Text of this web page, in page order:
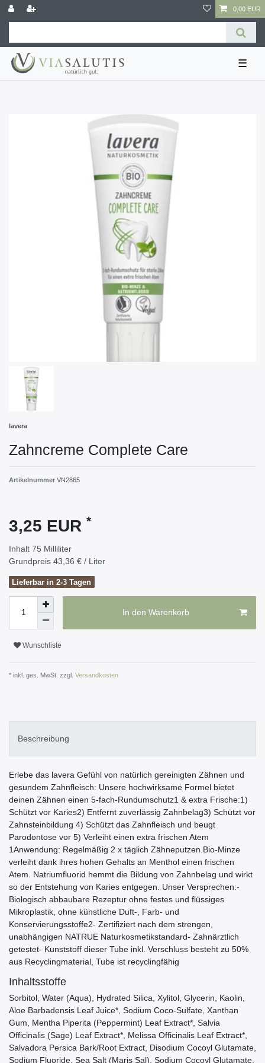
0,00 EUR
☰
lavera
Zahncreme Complete Care
Artikelnummer VN2865
3,25 EUR *
Inhalt 75 Milliliter
Grundpreis 43,36 € / Liter
Lieferbar in 2-3 Tagen
In den Warenkorb
Wunschliste
* inkl. ges. MwSt. zzgl. Versandkosten
Beschreibung
Erlebe das lavera Gefühl von natürlich gereinigten Zähnen und
gesundem Zahnfleisch: Unsere hochwirksame Formel bietet
deinen Zähnen einen 5-fach-Rundumschutz1 & extra Frische:1)
Schützt vor Karies2) Entfernt zuverlässig Zahnbelag3) Schützt vor
Zahnsteinbildung 4) Schützt das Zahnfleisch und beugt
Parodontose vor 5) Verleiht einen extra frischen Atem
1Anwendung: Regelmäßig 2 x täglich Zähneputzen.Bio-Minze
verleiht dank ihres hohen Gehalts an Menthol einen frischen
Atem. Natriumfluorid hemmt die Bildung von Zahnbelag und wirkt
so der Entstehung von Karies entgegen. Unser Versprechen:-
Biologisch abbaubare Rezeptur ohne festes und flüssiges
Mikroplastik, ohne künstliche Duft-, Farb- und
Konservierungsstoffe2- Zertifiziert nach dem strengen,
unabhängigen NATRUE Naturkosmetikstandard- Zahnärztlich
getestet- Kunststoff dieser Tube inkl. Verschluss besteht zu 50%
aus Recyclingmaterial, Tube ist recyclingfähig
Inhaltsstoffe
Sorbitol, Water (Aqua), Hydrated Silica, Xylitol, Glycerin, Kaolin,
Aloe Barbadensis Leaf Juice*, Sodium Coco-Sulfate, Xanthan
Gum, Mentha Piperita (Peppermint) Leaf Extract*, Salvia
Officinalis (Sage) Leaf Extract*, Melissa Officinalis Leaf Extract*,
Salvadora Persica Bark/Root Extract, Disodium Cocoyl Glutamate,
Sodium Fluoride, Sea Salt (Maris Sal), Sodium Cocoyl Glutamate,